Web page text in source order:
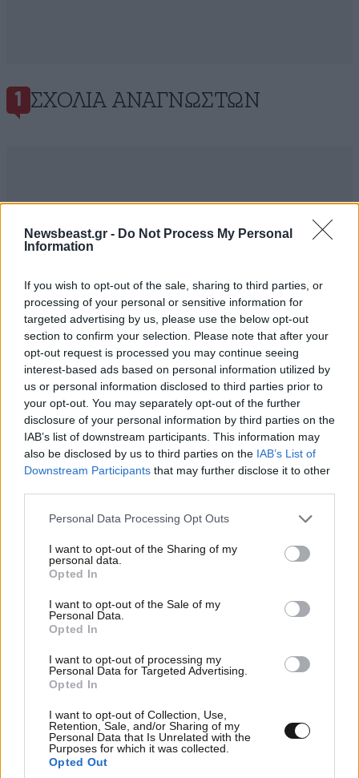
Newsbeast.gr - Do Not Process My Personal
Information
If you wish to opt-out of the sale, sharing to third parties, or
processing of your personal or sensitive information for
targeted advertising by us, please use the below opt-out
section to confirm your selection. Please note that after your
opt-out request is processed you may continue seeing
interest-based ads based on personal information utilized by
us or personal information disclosed to third parties prior to
your opt-out. You may separately opt-out of the further
disclosure of your personal information by third parties on the
IAB’s list of downstream participants. This information may
also be disclosed by us to third parties on the IAB’s List of
Downstream Participants that may further disclose it to other
Please note that this website/app uses one or more Google
not limited to your visit or usage behaviour. You may click to
grant or deny consent to Google and its third-party tags to
use your data for below specified purposes in below Google
consent section.
Personal Data Processing Opt Outs
I want to opt-out of the Sharing of my
personal data.
Opted In
I want to opt-out of the Sale of my
Personal Data.
Opted In
I want to opt-out of processing my
Personal Data for Targeted Advertising.
Opted In
I want to opt-out of Collection, Use,
Retention, Sale, and/or Sharing of my
Personal Data that Is Unrelated with the
Purposes for which it was collected.
Opted Out
1 ΣΧΌΛΙΑ ΑΝΑΓΝΩΣΤΏΝ
Xαρακτήρες: 0/1000
Διαβάστε και ακολουθήστε τους κανόνες σχολιασμού
τρελλαθήκαμε τελείως. 57 +
04·06·2026
Επιτηρούμενοι 9-5 σε κοινωφελή εργασία την ημέρα
και το βράδυ νυχτερινό όπως άλλα παιδιά που
ΕΡΓΑΖΟΝΤΑΙ ΚΑΙ ΣΠΟΥΔΑΖΟΥΝ για να μάθουν μια
τέχνη. Υδραυλικός /ηλεκτρολόγος/ ελαιοχρωματιστής
Απαντήστε